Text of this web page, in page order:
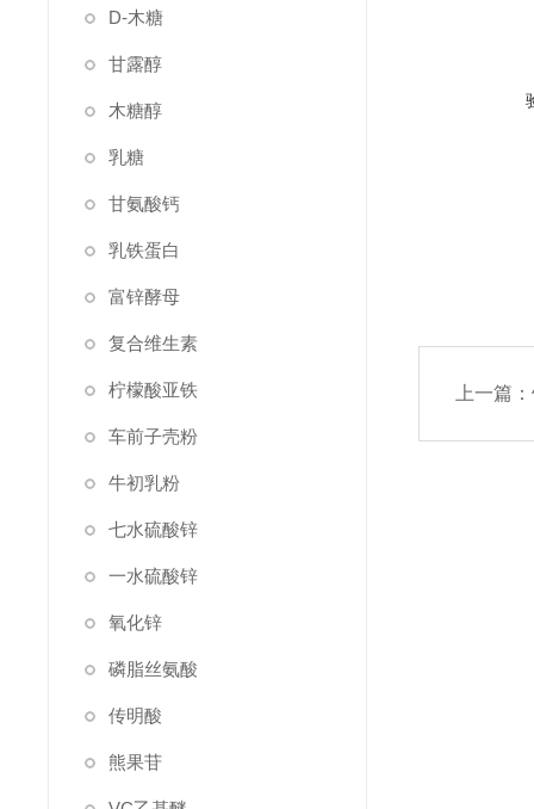
D-木糖
甘露醇
木糖醇
乳糖
甘氨酸钙
乳铁蛋白
富锌酵母
复合维生素
柠檬酸亚铁
车前子壳粉
牛初乳粉
七水硫酸锌
一水硫酸锌
氧化锌
磷脂丝氨酸
传明酸
熊果苷
上一篇：